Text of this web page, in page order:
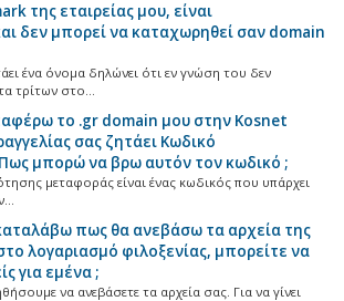
της εταιρείας μου, είναι
δεν μπορεί να καταχωρηθεί σαν domain
ένα όνομα δηλώνει ότι εν γνώση του δεν
τρίτων στο...
το .gr domain μου στην Kosnet
σας ζητάει Κωδικό
μπορώ να βρω αυτόν τον κωδικό ;
μεταφοράς είναι ένας κωδικός που υπάρχει
πως θα ανεβάσω τα αρχεία της
λογαριασμό φιλοξενίας, μπορείτε να
για εμένα ;
να ανεβάσετε τα αρχεία σας. Για να γίνει